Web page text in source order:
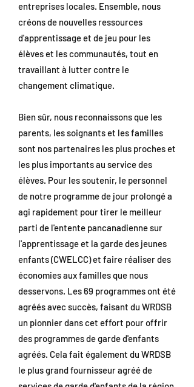
entreprises locales. Ensemble, nous
créons de nouvelles ressources
d'apprentissage et de jeu pour les
élèves et les communautés, tout en
travaillant à lutter contre le
changement climatique.
Bien sûr, nous reconnaissons que les
parents, les soignants et les familles
sont nos partenaires les plus proches et
les plus importants au service des
élèves. Pour les soutenir, le personnel
de notre programme de jour prolongé a
agi rapidement pour tirer le meilleur
parti de l'entente pancanadienne sur
l'apprentissage et la garde des jeunes
enfants (CWELCC) et faire réaliser des
économies aux familles que nous
desservons. Les 69 programmes ont été
agréés avec succès, faisant du WRDSB
un pionnier dans cet effort pour offrir
des programmes de garde d'enfants
agréés. Cela fait également du WRDSB
le plus grand fournisseur agréé de